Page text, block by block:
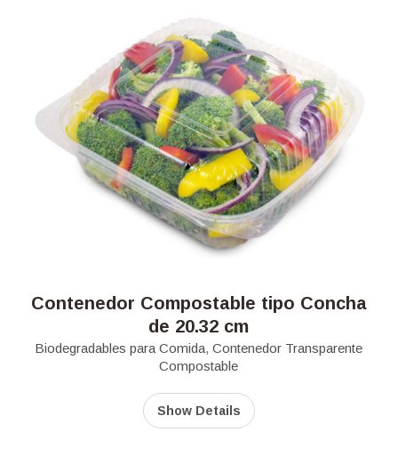
Contenedor Compostable tipo Concha
de 20.32 cm
Biodegradables para Comida,Contenedor Transparente
Compostable
Show Details